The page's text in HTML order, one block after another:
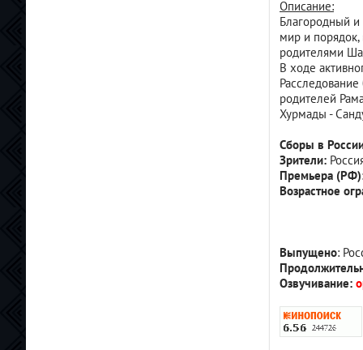
Описание:
Благородный
мир и
родителями
В ходе
родителей
Хурмады -
Сборы в
Зрители:
Премьера
Возрастное
Выпущено:
Озвучивание: